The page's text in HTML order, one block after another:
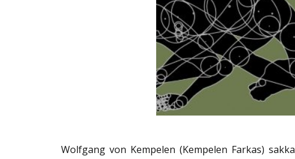
Wolfgang von Kempelen (Kempelen Farkas)